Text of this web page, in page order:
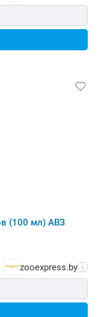
(100 мл) АВЗ
zooexpress.by i